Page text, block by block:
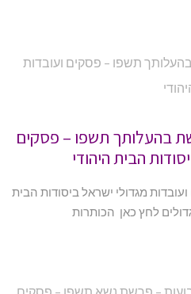
גדולים 76 פרשת בהעלותך תשפו – פסקים
הבית היהודי
מס' 76, פסקים ועובדות מגדולי ישראל ביסודות הבית
לחץ כאן הכותרות